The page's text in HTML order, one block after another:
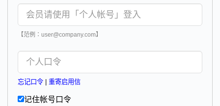
【范例：user@company.com】
忘记口令 重寄启用信
记住帐号口令